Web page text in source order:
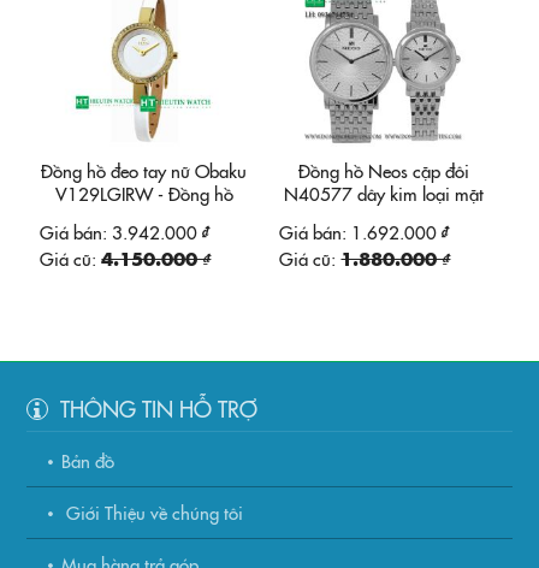
Đồng hồ đeo tay nữ Obaku
V129LGIRW - Đồng hồ
Giá bán: 3.942.000 ₫
Giá cũ: 4.150.000 ₫
Đồng hồ Neos cặp đôi
N40577 dây kim loại mặt
Giá bán: 1.692.000 ₫
Giá cũ: 1.880.000 ₫
THÔNG TIN HỖ TRỢ
Bản đồ
Giới Thiệu về chúng tôi